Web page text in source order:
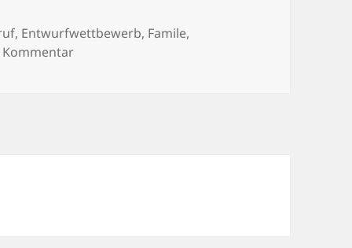
, Entwurfwettbewerb, Famile,
Kommentarzu Neue Väter